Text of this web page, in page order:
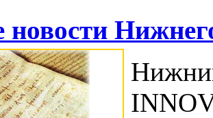
новости